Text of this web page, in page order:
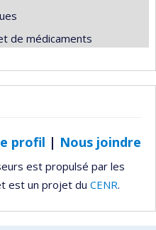
de médicaments
profil | Nous joindre
est propulsé par les
est un projet du CENR.